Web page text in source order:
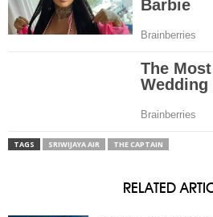
TAGS SRIWIJAYA AIR THE CAPTAIN
RELATED